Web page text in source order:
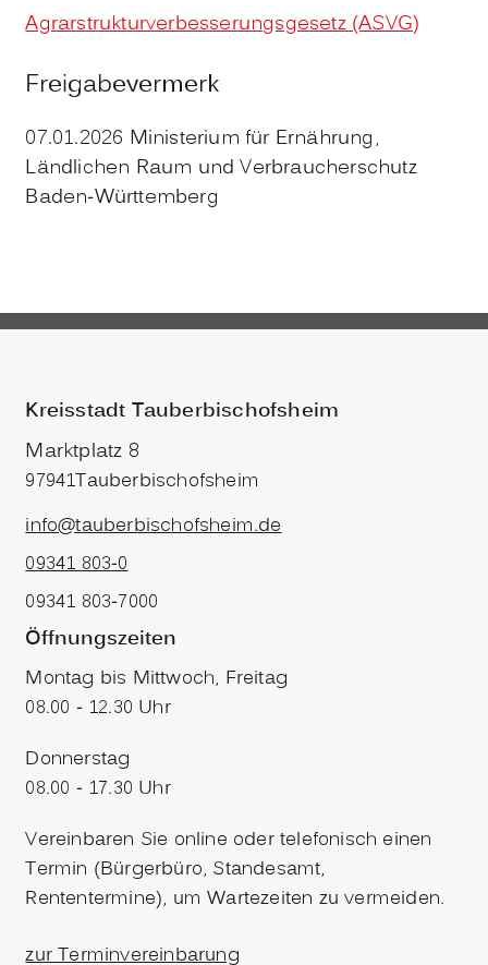
Agrarstrukturverbesserungsgesetz (ASVG)
Freigabevermerk
07.01.2026 Ministerium für Ernährung,
Ländlichen Raum und Verbraucherschutz
Baden-Württemberg
Kreisstadt Tauberbischofsheim
Marktplatz 8
97941Tauberbischofsheim
info@tauberbischofsheim.de
09341 803-0
09341 803-7000
Öffnungszeiten
Montag bis Mittwoch, Freitag
08.00 - 12.30 Uhr
Donnerstag
08.00 - 17.30 Uhr
Vereinbaren Sie online oder telefonisch einen
Termin (Bürgerbüro, Standesamt,
Rententermine), um Wartezeiten zu vermeiden.
zur Terminvereinbarung